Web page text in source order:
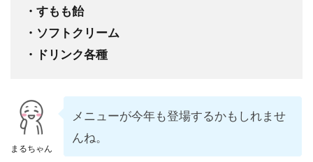
・すもも飴
・ソフトクリーム
・ドリンク各種
まるちゃん
メニューが今年も登場するかもしれませ
んね。